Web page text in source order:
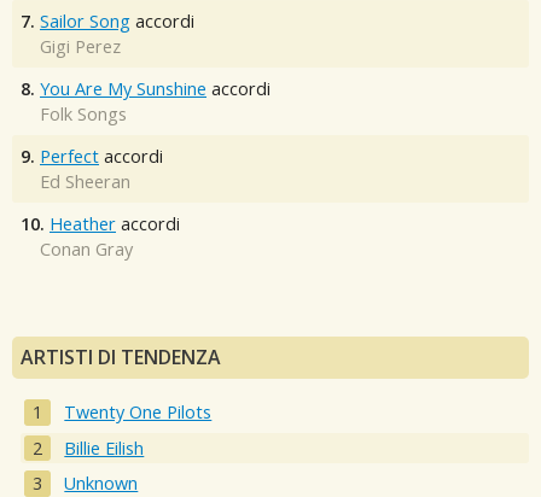
7. Sailor Song accordi
Gigi Perez
8. You Are My Sunshine accordi
Folk Songs
9. Perfect accordi
Ed Sheeran
10. Heather accordi
Conan Gray
ARTISTI DI TENDENZA
Twenty One Pilots
Billie Eilish
Unknown